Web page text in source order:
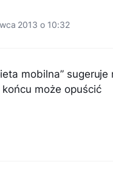
2013 o 10:32
mobilna” sugeruje
może opuścić